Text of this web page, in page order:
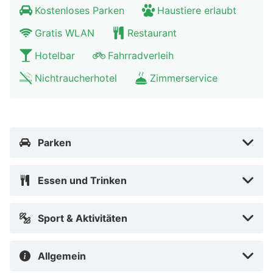
Kostenloses Parken
Haustiere erlaubt
Gratis WLAN
Restaurant
Hotelbar
Fahrradverleih
Nichtraucherhotel
Zimmerservice
Parken
Essen und Trinken
Sport & Aktivitäten
Allgemein